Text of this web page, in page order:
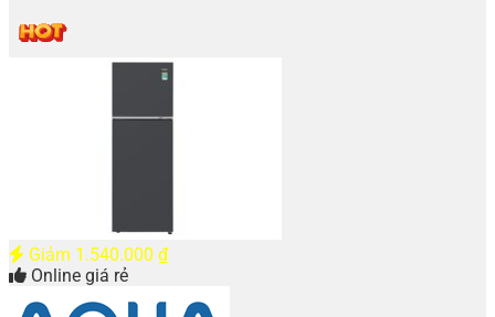
Giảm 1.540.000 ₫
Online giá rẻ